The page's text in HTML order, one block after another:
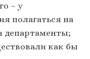
– у
полагаться на
департаменты;
как бы